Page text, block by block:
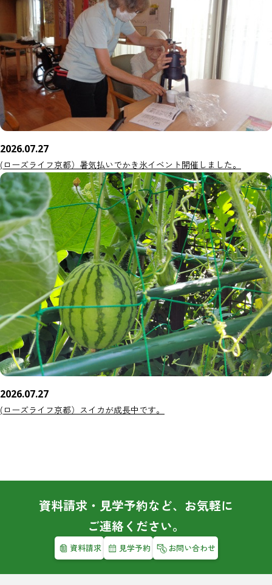
2026.07.27
(ローズライフ京都）暑気払いでかき氷イベント開催しました。
2026.07.27
(ローズライフ京都）スイカが成長中です。
資料請求・見学予約など、お気軽に
ご連絡ください。
資料請求 見学予約 お問い合わせ